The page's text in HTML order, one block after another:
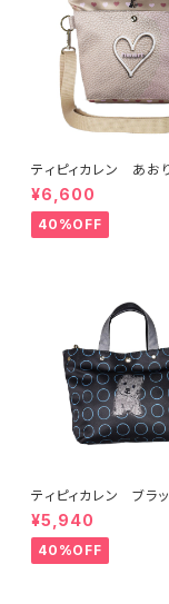
ティピィカレン あお
ハートショルダーバッグ
¥6,600
40%OFF
ティピィカレン ブラッ
WAYミニトートバッグ
¥5,940
40%OFF